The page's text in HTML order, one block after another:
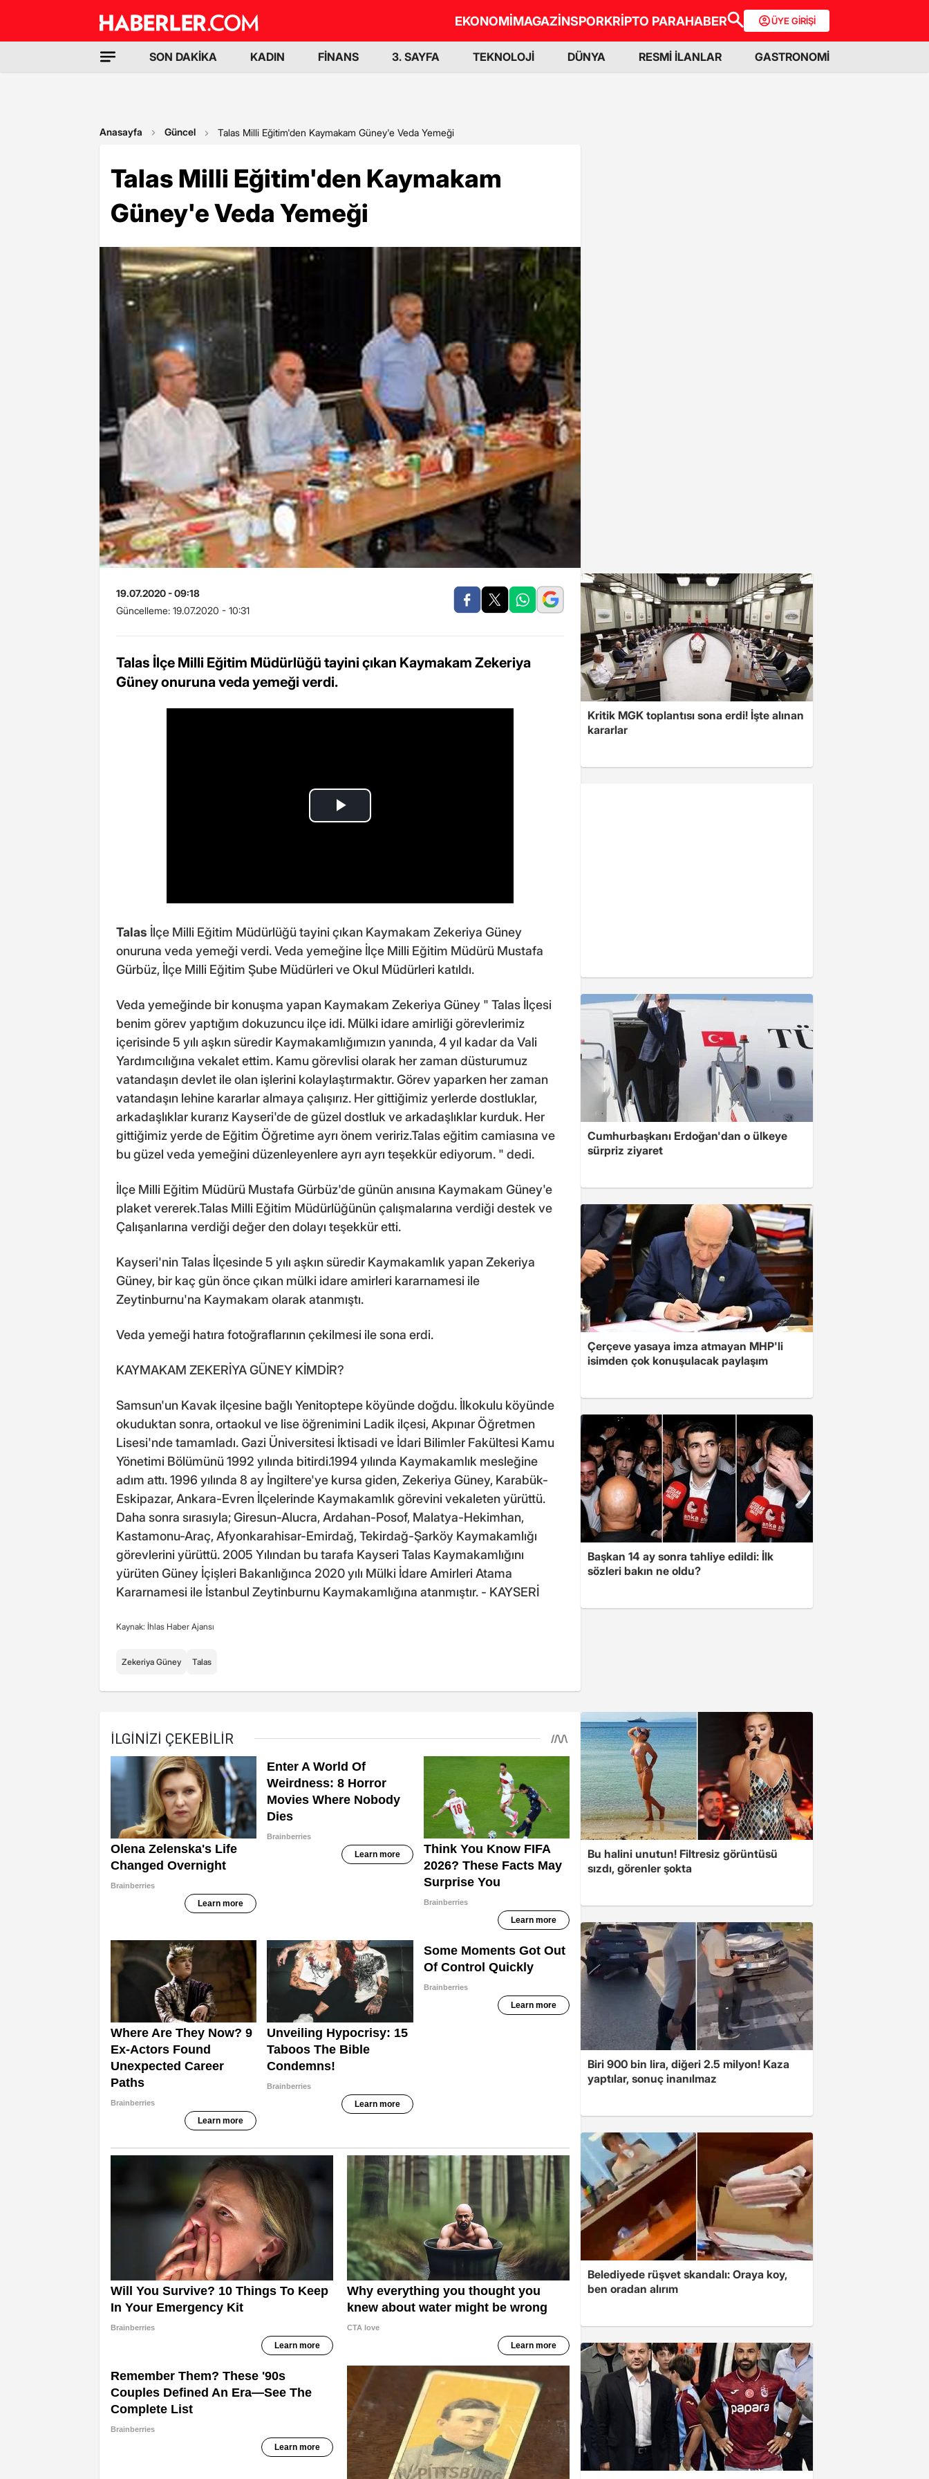
EKONOMİMAGAZİNSPORKRİPTO PARAHABER ÜYE GİRİŞİ
SON DAKİKA KADIN FİNANS 3. SAYFA TEKNOLOJİ DÜNYA RESMİ İLANLAR GASTRONOMİ
Anasayfa Güncel Talas Milli Eğitim'den Kaymakam Güney'e Veda Yemeği
Talas Milli Eğitim'den Kaymakam
Güney'e Veda Yemeği
19.07.2020 - 09:18
Güncelleme: 19.07.2020 - 10:31
Talas İlçe Milli Eğitim Müdürlüğü tayini çıkan Kaymakam Zekeriya
Güney onuruna veda yemeği verdi.
Talas İlçe Milli Eğitim Müdürlüğü tayini çıkan Kaymakam Zekeriya Güney
onuruna veda yemeği verdi. Veda yemeğine İlçe Milli Eğitim Müdürü Mustafa
Gürbüz, İlçe Milli Eğitim Şube Müdürleri ve Okul Müdürleri katıldı.
Veda yemeğinde bir konuşma yapan Kaymakam Zekeriya Güney " Talas İlçesi
benim görev yaptığım dokuzuncu ilçe idi. Mülki idare amirliği görevlerimiz
içerisinde 5 yılı aşkın süredir Kaymakamlığımızın yanında, 4 yıl kadar da Vali
Yardımcılığına vekalet ettim. Kamu görevlisi olarak her zaman düsturumuz
vatandaşın devlet ile olan işlerini kolaylaştırmaktır. Görev yaparken her zaman
vatandaşın lehine kararlar almaya çalışırız. Her gittiğimiz yerlerde dostluklar,
arkadaşlıklar kurarız Kayseri'de de güzel dostluk ve arkadaşlıklar kurduk. Her
gittiğimiz yerde de Eğitim Öğretime ayrı önem veririz.Talas eğitim camiasına ve
bu güzel veda yemeğini düzenleyenlere ayrı ayrı teşekkür ediyorum. " dedi.
İlçe Milli Eğitim Müdürü Mustafa Gürbüz'de günün anısına Kaymakam Güney'e
plaket vererek.Talas Milli Eğitim Müdürlüğünün çalışmalarına verdiği destek ve
Çalışanlarına verdiği değer den dolayı teşekkür etti.
Kayseri'nin Talas İlçesinde 5 yılı aşkın süredir Kaymakamlık yapan Zekeriya
Güney, bir kaç gün önce çıkan mülki idare amirleri kararnamesi ile
Zeytinburnu'na Kaymakam olarak atanmıştı.
Veda yemeği hatıra fotoğraflarının çekilmesi ile sona erdi.
KAYMAKAM ZEKERİYA GÜNEY KİMDİR?
Samsun'un Kavak ilçesine bağlı Yenitoptepe köyünde doğdu. İlkokulu köyünde
okuduktan sonra, ortaokul ve lise öğrenimini Ladik ilçesi, Akpınar Öğretmen
Lisesi'nde tamamladı. Gazi Üniversitesi İktisadi ve İdari Bilimler Fakültesi Kamu
Yönetimi Bölümünü 1992 yılında bitirdi.1994 yılında Kaymakamlık mesleğine
adım attı. 1996 yılında 8 ay İngiltere'ye kursa giden, Zekeriya Güney, Karabük-
Eskipazar, Ankara-Evren İlçelerinde Kaymakamlık görevini vekaleten yürüttü.
Daha sonra sırasıyla; Giresun-Alucra, Ardahan-Posof, Malatya-Hekimhan,
Kastamonu-Araç, Afyonkarahisar-Emirdağ, Tekirdağ-Şarköy Kaymakamlığı
görevlerini yürüttü. 2005 Yılından bu tarafa Kayseri Talas Kaymakamlığını
yürüten Güney İçişleri Bakanlığınca 2020 yılı Mülki İdare Amirleri Atama
Kararnamesi ile İstanbul Zeytinburnu Kaymakamlığına atanmıştır. - KAYSERİ
Kaynak: İhlas Haber Ajansı
Zekeriya Güney Talas
Kritik MGK toplantısı sona erdi! İşte alınan
kararlar
Cumhurbaşkanı Erdoğan'dan o ülkeye
sürpriz ziyaret
Çerçeve yasaya imza atmayan MHP'li
isimden çok konuşulacak paylaşım
Başkan 14 ay sonra tahliye edildi: İlk
sözleri bakın ne oldu?
Bu halini unutun! Filtresiz görüntüsü
sızdı, görenler şokta
Biri 900 bin lira, diğeri 2.5 milyon! Kaza
yaptılar, sonuç inanılmaz
Belediyede rüşvet skandalı: Oraya koy,
ben oradan alırım